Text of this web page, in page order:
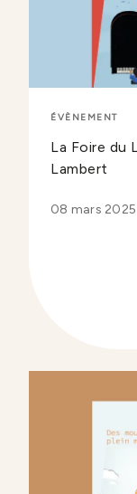
ÉVÈNEMENT
La Foire du
Lambert
08 mars 2025